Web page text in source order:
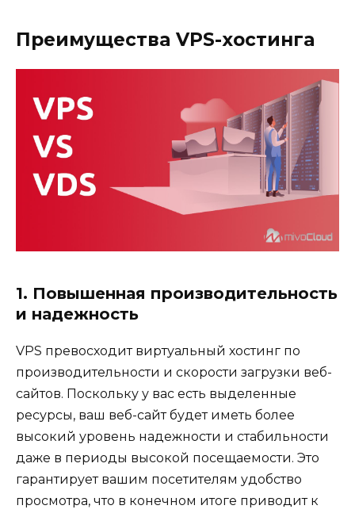
Преимущества VPS-хостинга
1. Повышенная производительность
и надежность
VPS превосходит виртуальный хостинг по
производительности и скорости загрузки веб-
сайтов. Поскольку у вас есть выделенные
ресурсы, ваш веб-сайт будет иметь более
высокий уровень надежности и стабильности
даже в периоды высокой посещаемости. Это
гарантирует вашим посетителям удобство
просмотра, что в конечном итоге приводит к